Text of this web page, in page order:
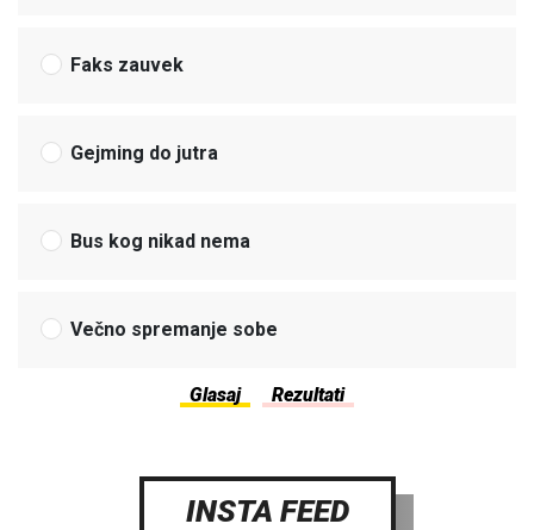
Faks zauvek
Gejming do jutra
Bus kog nikad nema
Večno spremanje sobe
INSTA FEED